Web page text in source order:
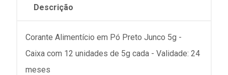
Descrição
Corante Alimentício em Pó Preto Junco 5g -
Caixa com 12 unidades de 5g cada - Validade: 24
meses